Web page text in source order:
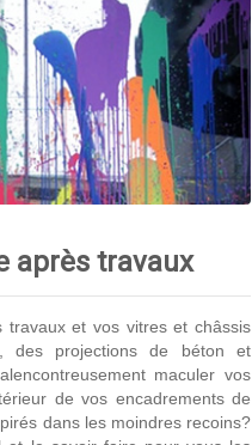
après travaux
travaux et vos vitres et châssis
des projections de béton et
maculer vos
de vos encadrements de
dans les moindres recoins?